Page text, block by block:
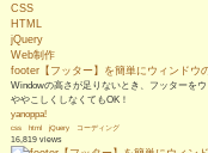
CSS
HTML
jQuery
Web制作
footer【フッター】を簡単にウィンドウ
Windowの高さが足りないとき、フッターを
ややこしくしなくてもOK！
yanoppa!
css html jQuery
コーディング
16,819 views